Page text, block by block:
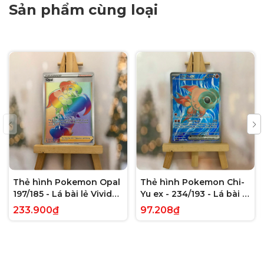
Sản phẩm cùng loại
Thẻ hình Pokemon Opal
197/185 - Lá bài lẻ Vivid
Voltage Hyper Rare tiếng
Anh chính hãng
233.900₫
Thẻ hình Pokemon Chi-
Yu ex - 234/193 - Lá bài lẻ
Paldea Evolved Full Art
Secret Rare tiếng Anh
97.208₫